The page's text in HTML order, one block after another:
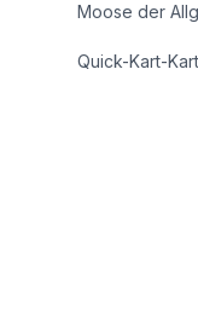
Moose der
Quick-Kart-